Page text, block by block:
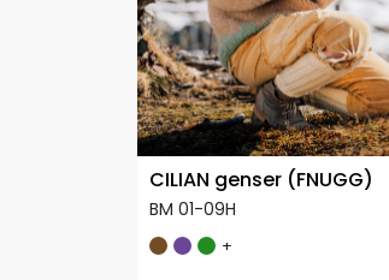
CILIAN genser (FNUGG)
BM 01-09H
+